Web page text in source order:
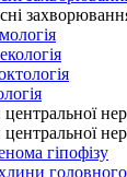
гіпофізу